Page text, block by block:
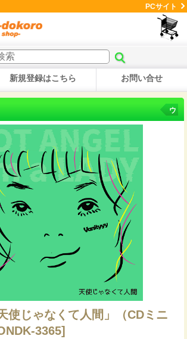
PCサイト
新規登録はこちら お問い合せ
ウ
使じゃなくて人間」（CDミニ
3365]